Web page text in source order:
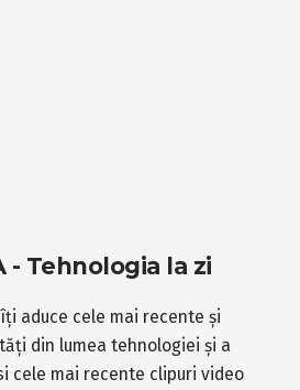
- Tehnologia la zi
aduce cele mai recente și
din lumea tehnologiei și a
cele mai recente clipuri video